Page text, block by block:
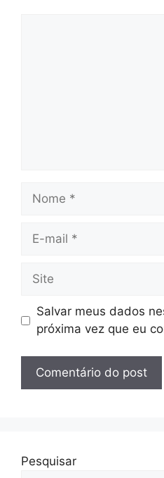
Nome
Site
Salvar meus dados
próxima vez que eu
Pesquisar